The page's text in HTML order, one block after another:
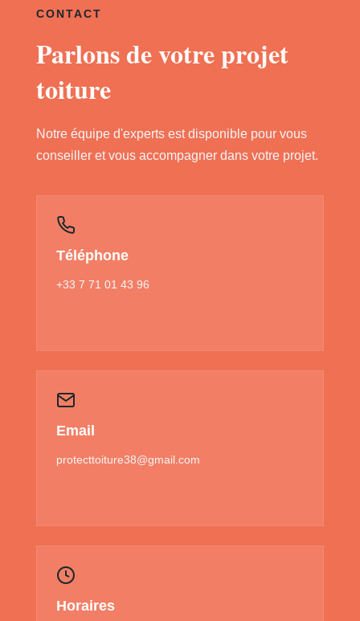
CONTACT
Parlons de votre projet
toiture
Notre équipe d'experts est disponible pour vous
conseiller et vous accompagner dans votre projet.
Téléphone
+33 7 71 01 43 96
Email
protecttoiture38@gmail.com
Horaires